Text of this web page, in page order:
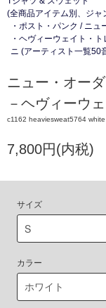
(全商品アイテム別、ジャ
・ポスト・パンク / ニュ
・ヘヴィーウェイト・ト
ニ (アーティスト一覧50
ニュー・オー
－ヘヴィーウ
c1162 heaviesweat5764
7,800円(内税)
サイズ
カラー